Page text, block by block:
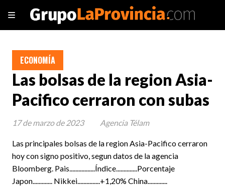
Las bolsas de la region Asia-
Pacifico cerraron con subas
Las principales bolsas de la region Asia-Pacifico cerraron
hoy con signo positivo, segun datos de la agencia
Bloomberg. Pais.................Índice..............Porcentaje
Japon............. Nikkei...............+1,20% China.............
ECONOMÍA
17 de marzo de 2023 Agencia Télam